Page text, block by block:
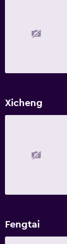
Xicheng
Fengtai